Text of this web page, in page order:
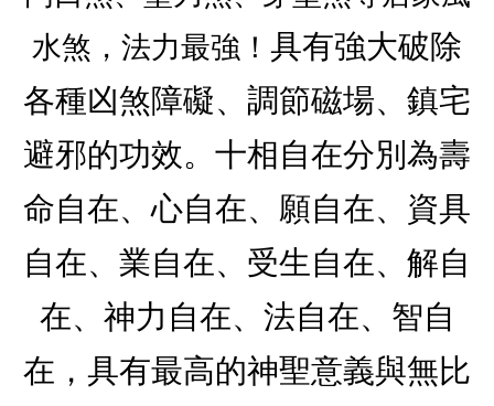
水煞，法力最強！ 具有強大破除
各種凶煞障礙、調節磁場、鎮宅
避邪的功效。十相自在分別為壽
命自在、心自在、願自在、資具
自在、業自在、受生自在、解自
在、神力自在、法自在、智自
在，具有最高的神聖意義與無比